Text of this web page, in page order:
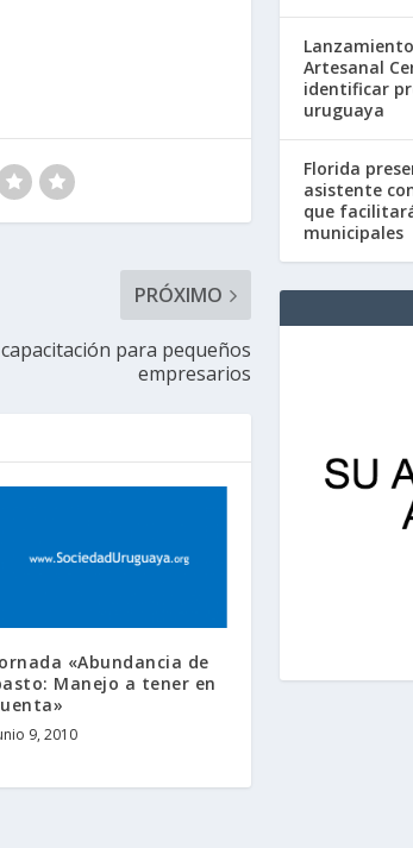
PRÓXIMO
para pequeños
empresarios
«Abundancia de
Manejo a tener en
9, 2010
Artesanal
identificar
uruguaya
Florida
asistente
que
municipales